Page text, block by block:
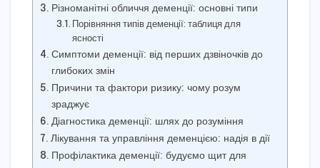
Різноманітні обличчя деменції: основні типи
Порівняння типів деменції: таблиця для
ясності
Симптоми деменції: від перших дзвіночків до
глибоких змін
Причини та фактори ризику: чому розум
зраджує
Діагностика деменції: шлях до розуміння
Лікування та управління деменцією: надія в дії
Профілактика деменції: будуємо щит для